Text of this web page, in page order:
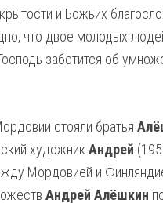
и Божьих
что двое молодых
заботится об
стояли братья
художник Андрей
Мордовией и
Андрей Алёшкин